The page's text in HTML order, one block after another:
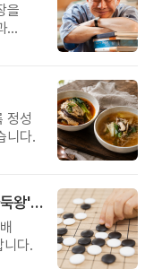
을
정성
니다.
제3회 서초구 아버지센터배 '매너 바둑왕' 대회
니다.